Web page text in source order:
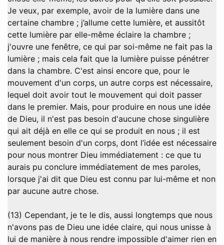
Je veux, par exemple, avoir de la lumière dans une
certaine chambre ; j’allume cette lumière, et aussitôt
cette lumière par elle-même éclaire la chambre ;
j'ouvre une fenêtre, ce qui par soi-même ne fait pas la
lumière ; mais cela fait que la lumière puisse pénétrer
dans la chambre. C'est ainsi encore que, pour le
mouvement d'un corps, un autre corps est nécessaire,
lequel doit avoir tout le mouvement qui doit passer
dans le premier. Mais, pour produire en nous une idée
de Dieu, il n'est pas besoin d'aucune chose singulière
qui ait déjà en elle ce qui se produit en nous ; il est
seulement besoin d'un corps, dont l’idée est nécessaire
pour nous montrer Dieu immédiatement : ce que tu
aurais pu conclure immédiatement de mes paroles,
lorsque j'ai dit que Dieu est connu par lui-même et non
par aucune autre chose.
(13) Cependant, je te le dis, aussi longtemps que nous
n'avons pas de Dieu une idée claire, qui nous unisse à
lui de manière à nous rendre impossible d'aimer rien en